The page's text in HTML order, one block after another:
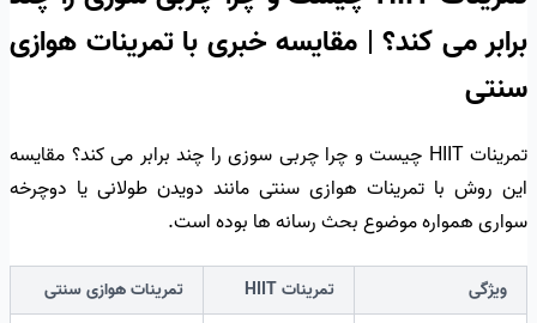
برابر می کند؟ | مقایسه خبری با تمرینات هوازی
سنتی
تمرینات HIIT چیست و چرا چربی سوزی را چند برابر می کند؟ مقایسه
این روش با تمرینات هوازی سنتی مانند دویدن طولانی یا دوچرخه
سواری همواره موضوع بحث رسانه ها بوده است.
ویژگی تمرینات HIIT
تمرینات هوازی سنتی